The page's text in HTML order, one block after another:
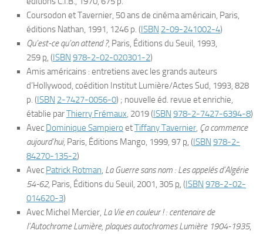
Coursodon et Tavernier, 50 ans de cinéma américain, Paris,
éditions Nathan, 1991, 1246 p. (ISBN 2-09-241002-4)
Qu’est-ce qu’on attend ?, Paris, Éditions du Seuil, 1993,
259 p. (ISBN 978-2-02-020301-2)
Amis américains : entretiens avec les grands auteurs
d’Hollywood, coédition Institut Lumière/Actes Sud, 1993, 828
p. (ISBN 2-7427-0056-0) ; nouvelle éd. revue et enrichie,
établie parThierry Frémaux, 2019(ISBN 978-2-7427-6394-8)
Avec Dominique Sampiero etTiffany Tavernier, Ça commence
aujourd’hui, Paris, Éditions Mango, 1999, 97 p. (ISBN 978-2-
84270-135-2)
Avec Patrick Rotman, La Guerre sans nom : Les appelés d’Algérie
54-62, Paris, Éditions du Seuil, 2001, 305 p. (ISBN 978-2-02-
014620-3)
Avec Michel Mercier, La Vie en couleur ! : centenaire de
l’Autochrome Lumière, plaques autochromes Lumière 1904-1935,